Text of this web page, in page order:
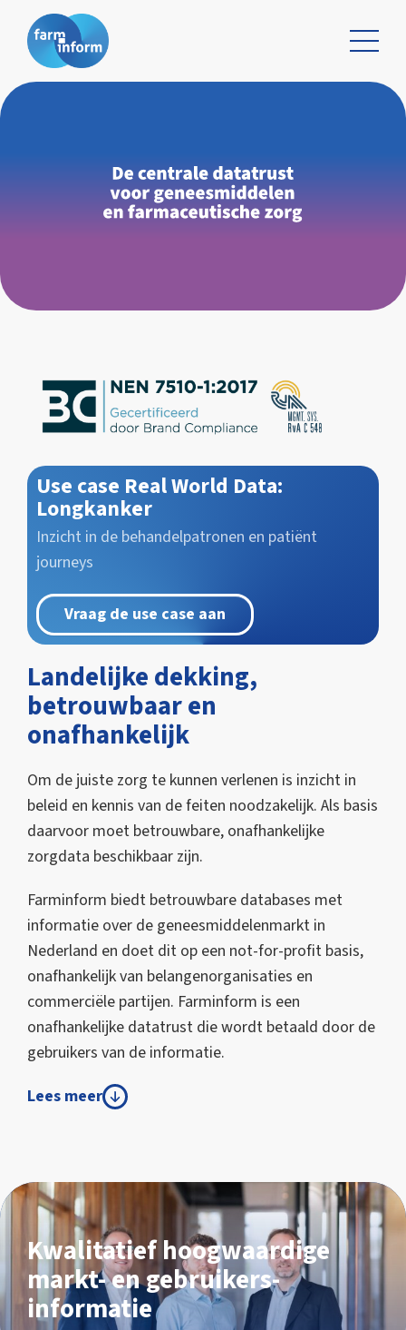
Use case Real World Data:
Longkanker
Inzicht in de behandelpatronen en patiënt
journeys
Vraag de use case aan
Landelijke dekking,
betrouwbaar en
onafhankelijk
Om de juiste zorg te kunnen verlenen is inzicht in
beleid en kennis van de feiten noodzakelijk. Als basis
daarvoor moet betrouwbare, onafhankelijke
zorgdata beschikbaar zijn.
Farminform biedt betrouwbare databases met
informatie over de geneesmiddelenmarkt in
Nederland en doet dit op een not-for-profit basis,
onafhankelijk van belangenorganisaties en
commerciële partijen. Farminform is een
onafhankelijke datatrust die wordt betaald door de
gebruikers van de informatie.
Lees meer
Kwalitatief hoogwaardige
markt- en gebruikers­
informatie